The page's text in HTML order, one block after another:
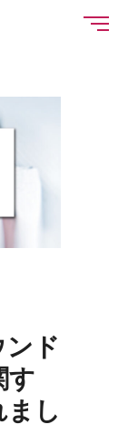
ド
す
し